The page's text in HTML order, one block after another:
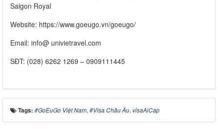
Saigon Royal
Website: https://www.goeugo.vn/goeugo/
Email: info@ univietravel.com
SĐT: (028) 6262 1269 – 0909111445
Tags: #GoEuGo Việt Nam, #Visa Châu Âu, visaAiCap